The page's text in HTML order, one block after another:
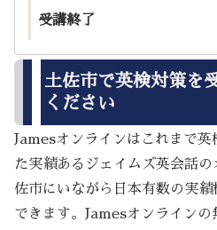
受講終了
土佐市で英検対策を
ください
Jamesオンラインはこれまで
た実績あるジェイムズ英会話
佐市にいながら日本有数の実
できます。Jamesオンライン